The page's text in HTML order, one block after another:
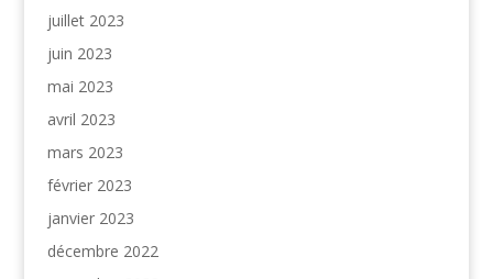
juillet 2023
juin 2023
mai 2023
avril 2023
mars 2023
février 2023
janvier 2023
décembre 2022